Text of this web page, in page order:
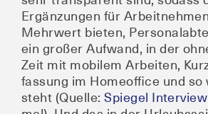
Ergän­zun­gen für
Mehr­wert bie­ten,
ein gro­ßer Auf­wand, in der
Zeit mit mobi­lem Arbei­ten,
fas­sung im Home­of­fice und
steht (Quel­le:Spie­gel Inter­view